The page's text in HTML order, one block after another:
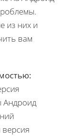
из них и
вам
Андроид